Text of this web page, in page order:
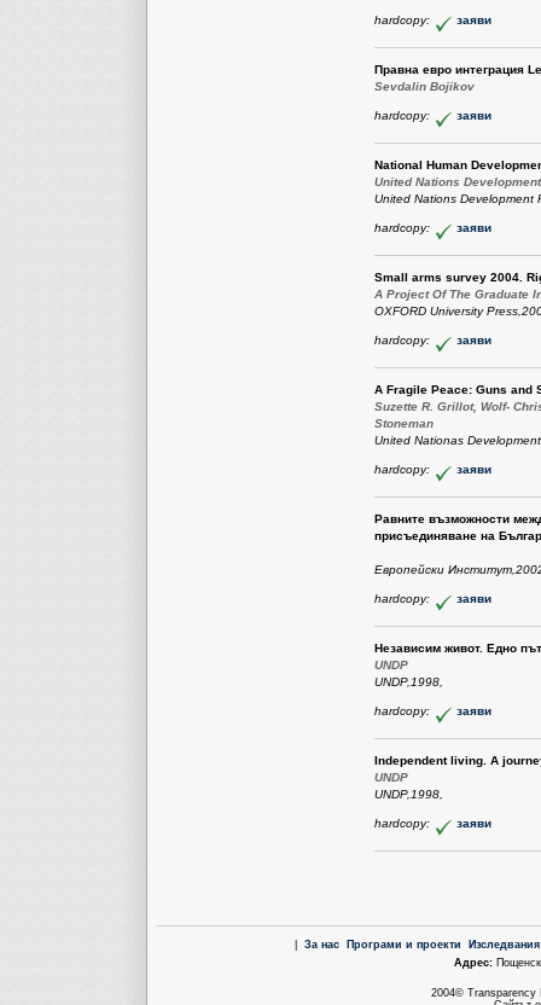
hardcopy: заяви
Правна евро интеграция
Sevdalin Bojikov
hardcopy: заяви
National Human
United Nations
United Nations Development
hardcopy: заяви
Small arms survey 2004.
A Project Of The Graduate
OXFORD University
hardcopy: заяви
A Fragile Peace: Guns and
Suzette R. Grillot, Wolf-
Stoneman
United Nationas
hardcopy: заяви
Равните възможности
присъединяване на
Европейски
hardcopy: заяви
Независим живот. Едно
UNDP
UNDP,1998,
hardcopy: заяви
Independent living. A
UNDP
UNDP,1998,
hardcopy: заяви
За нас Програми и проекти
Aдрес:
2004© Transparency